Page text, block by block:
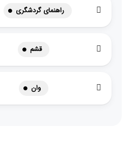
راهنمای گردشگری
قشم
وان